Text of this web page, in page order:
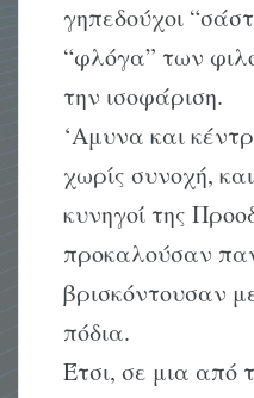
γηπεδούχοι
“φλόγα” των
την ισοφάριση.
‘Aμυνα και
χωρίς συνοχή,
κυνηγοί της
προκαλούσαν
βρισκόντουσαν
πόδια.
Έτσι, σε μια από